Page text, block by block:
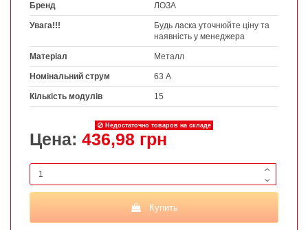
Бренд ЛОЗА
Увага!!!
Будь ласка уточнюйте ціну та
наявність у менеджера
Матеріал Металл
Номінальний струм 63 А
Кількість модулів 15
Недостаточно товаров на складе
Цена: 436,98 грн
Купить